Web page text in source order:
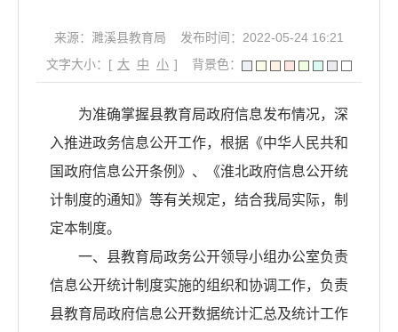
来源：濉溪县教育局
发布时间：2022-05-24 16:21
文字大小：[ 大 中 小 ] 背景色：
为准确掌握县教育局政府信息发布情况，深
入推进政务信息公开工作，根据《中华人民共和
国政府信息公开条例》、《淮北政府信息公开统
计制度的通知》等有关规定，结合我局实际，制
定本制度。
一、县教育局政务公开领导小组办公室负责
信息公开统计制度实施的组织和协调工作，负责
县教育局政府信息公开数据统计汇总及统计工作